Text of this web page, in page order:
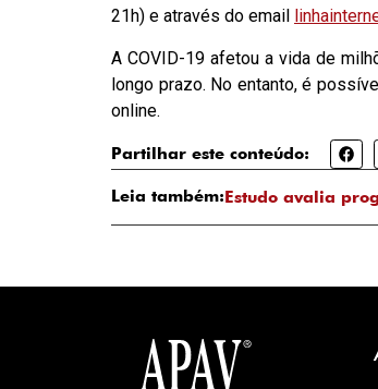
21h) e através do email
A COVID-19 afetou a vida de
longo prazo. No entanto, é
online.
Partilhar este conteúdo:
Leia também:Estudo avalia